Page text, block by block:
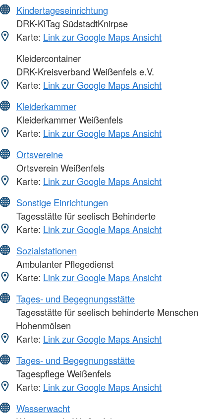
Kindertageseinrichtung
DRK-KiTag SüdstadtKnirpse
Karte: Link zur Google Maps Ansicht
Kleidercontainer
DRK-Kreisverband Weißenfels e.V.
Karte: Link zur Google Maps Ansicht
Kleiderkammer
Kleiderkammer Weißenfels
Karte: Link zur Google Maps Ansicht
Ortsvereine
Ortsverein Weißenfels
Karte: Link zur Google Maps Ansicht
Sonstige Einrichtungen
Tagesstätte für seelisch Behinderte
Karte: Link zur Google Maps Ansicht
Sozialstationen
Ambulanter Pflegedienst
Karte: Link zur Google Maps Ansicht
Tages- und Begegnungsstätte
Tagesstätte für seelisch behinderte Menschen
Hohenmölsen
Karte: Link zur Google Maps Ansicht
Tages- und Begegnungsstätte
Tagespflege Weißenfels
Karte: Link zur Google Maps Ansicht
Wasserwacht